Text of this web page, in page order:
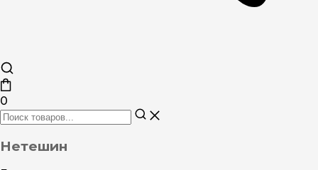
0
Нетешин